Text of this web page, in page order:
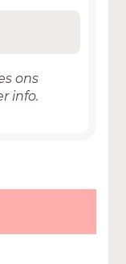
ons
info.